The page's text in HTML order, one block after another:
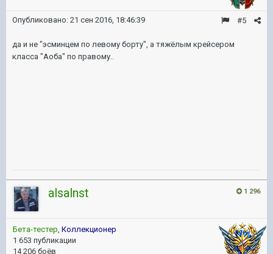
#5
Опубликовано: 21 сен 2016, 18:46:39
да и не "эсминцем по левому борту", а тяжёлым крейсером
класса "Аоба" по правому..
1 296
alsalnst
Бета-тестер, Коллекционер
1 653 публикации
14 206 боёв